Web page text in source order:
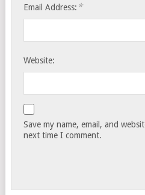
Email Address: *
Website:
Save my name, email, and
next time I comment.